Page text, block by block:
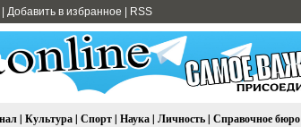
Добавить в избранное RSS
| Культура| Спорт| Наука| Личность| Справочное бюро